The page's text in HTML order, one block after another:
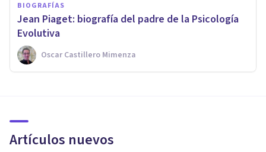
BIOGRAFÍAS
Jean Piaget: biografía del padre de la Psicología
Evolutiva
Oscar Castillero Mimenza
Artículos nuevos